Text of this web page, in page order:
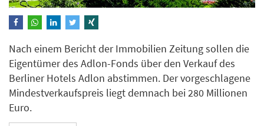
Nach einem Bericht der Immobilien Zeitung sollen die
Eigentümer des Adlon-Fonds über den Verkauf des
Berliner Hotels Adlon abstimmen. Der vorgeschlagene
Mindestverkaufspreis liegt demnach bei 280 Millionen
Euro.